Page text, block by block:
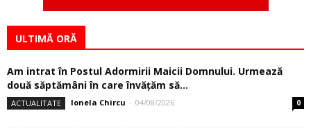
ULTIMĂ ORĂ
Am intrat în Postul Adormirii Maicii Domnului. Urmează
două săptămâni în care învăţăm să...
ACTUALITATE Ionela Chircu - 04/08/2026 0